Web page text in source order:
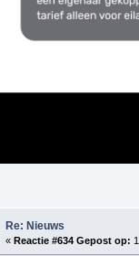
Re: Nieuws
« Reactie #634 Gepost op: